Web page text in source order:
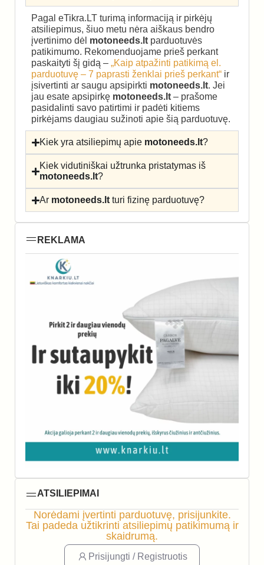
Pagal eTikra.LT turimą informaciją ir pirkėjų
atsiliepimus, šiuo metu nėra aiškaus bendro
įvertinimo dėl motoneeds.lt parduotuvės
patikimumo. Rekomenduojame prieš perkant
paskaityti šį gidą – „Kaip atpažinti patikimą el.
parduotuvę – 7 paprasti ženklai prieš perkant“ ir
įsivertinti ar saugu apsipirkti motoneeds.lt. Jei
jau esate apsipirkę motoneeds.lt – prašome
pasidalinti savo patirtimi ir padėti kitiems
pirkėjams daugiau sužinoti apie šią parduotuvę.
Kiek yra atsiliepimų apie motoneeds.lt?
Kiek vidutiniškai užtrunka pristatymas iš
motoneeds.lt?
Ar motoneeds.lt turi fizinę parduotuvę?
REKLAMA
ATSILIEPIMAI
Norėdami įvertinti parduotuvę, prisijunkite.
Tai padeda užtikrinti atsiliepimų patikimumą ir
skaidrumą.
Prisijungti / Registruotis